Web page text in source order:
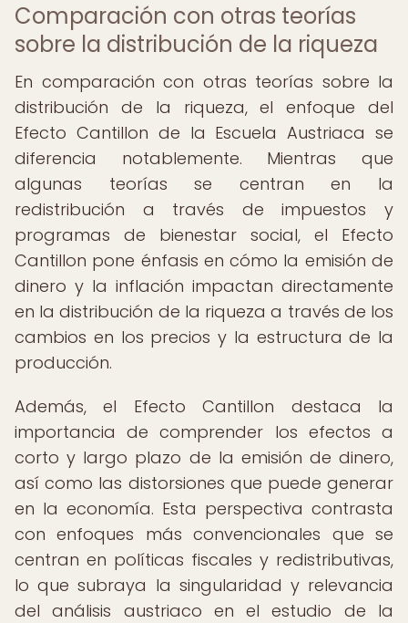
Comparación con otras teorías
sobre la distribución de la riqueza
En comparación con otras teorías sobre la
distribución de la riqueza, el enfoque del
Efecto Cantillon de la Escuela Austriaca se
diferencia notablemente. Mientras que
algunas teorías se centran en la
redistribución a través de impuestos y
programas de bienestar social, el Efecto
Cantillon pone énfasis en cómo la emisión de
dinero y la inflación impactan directamente
en la distribución de la riqueza a través de los
cambios en los precios y la estructura de la
producción.
Además, el Efecto Cantillon destaca la
importancia de comprender los efectos a
corto y largo plazo de la emisión de dinero,
así como las distorsiones que puede generar
en la economía. Esta perspectiva contrasta
con enfoques más convencionales que se
centran en políticas fiscales y redistributivas,
lo que subraya la singularidad y relevancia
del análisis austriaco en el estudio de la